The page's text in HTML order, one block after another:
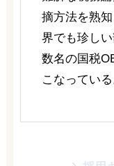
摘方法を熟
界でも珍し
数名の国税
こなっている